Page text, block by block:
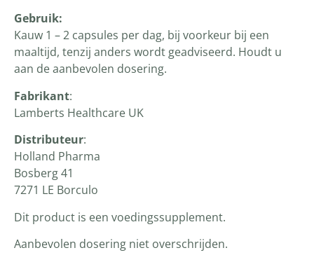
Gebruik:
Kauw 1 – 2 capsules per dag, bij voorkeur bij een
maaltijd, tenzij anders wordt geadviseerd. Houdt u
aan de aanbevolen dosering.
Fabrikant:
Lamberts Healthcare UK
Distributeur:
Holland Pharma
Bosberg 41
7271 LE Borculo
Dit product is een voedingssupplement.
Aanbevolen dosering niet overschrijden.